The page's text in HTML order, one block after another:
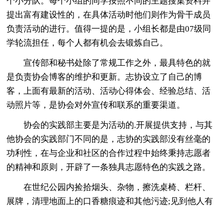
提出富有建设性的，在具体活动时他们则作为骨干成员
负责活动的进行。值得一提的是，小组长都是由07级同
学轮流担任，每个人都有机会去锻炼自己。
宣传部和秘书处除了常规工作之外，最具特色的就
是负责协会博客的维护和更新。志协设立了自己的博
客，上面有最新的活动、活动心得体会、经验总结、活
动照片等，是协会对外宣传和联系的重要渠道。
协会的实践部主要是为活动的.开展提供支持，与其
他协会的实践部门不同的是，志协的实践部没有丝毫的
功利性，在与企业和社区的合作过程中始终秉持志愿者
的精神和原则，开辟了一条独具志愿特色的实践之路。
在世纪公园内捡拾烟头、杂物，擦洗桌椅、栏杆、
展牌，清理地面上的口香糖痕迹和其他污迹;见到他人有